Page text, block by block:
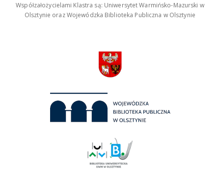
Współzałożycielami Klastra są: Uniwersytet Warmińsko-Mazurski w
Olsztynie oraz Wojewódzka Biblioteka Publiczna w Olsztynie